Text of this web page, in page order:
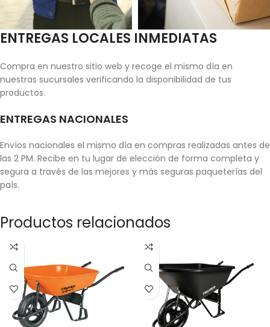
ENTREGAS LOCALES INMEDIATAS
Compra en nuestro sitio web y recoge el mismo día en
nuestras sucursales verificando la disponibilidad de tus
productos.
ENTREGAS NACIONALES
Envíos nacionales el mismo día en compras realizadas antes de
las 2 PM. Recibe en tu lugar de elección de forma completa y
segura a través de las mejores y más seguras paqueterías del
país.
Productos relacionados